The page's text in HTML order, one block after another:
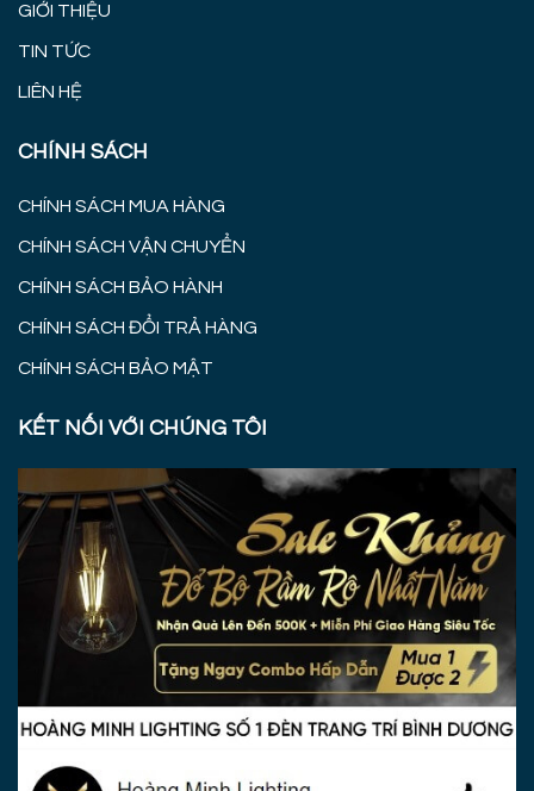
GIỚI THIỆU
TIN TỨC
LIÊN HỆ
CHÍNH SÁCH
CHÍNH SÁCH MUA HÀNG
CHÍNH SÁCH VẬN CHUYỂN
CHÍNH SÁCH BẢO HÀNH
CHÍNH SÁCH ĐỔI TRẢ HÀNG
CHÍNH SÁCH BẢO MẬT
KẾT NỐI VỚI CHÚNG TÔI